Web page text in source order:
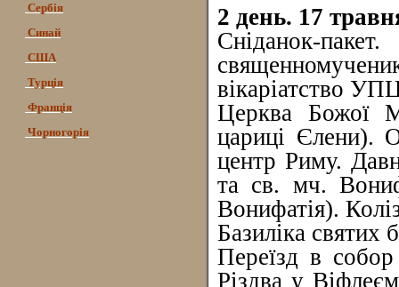
Сербія
Синай
США
Турція
Франція
Чорногорія
2 день. 17
Сніданок-
вікаріатство
Церква Божої
цариці Єлени).
центр Риму.
та св. мч.
Вонифатія).
Базиліка святих
Переїзд в
Різдва у